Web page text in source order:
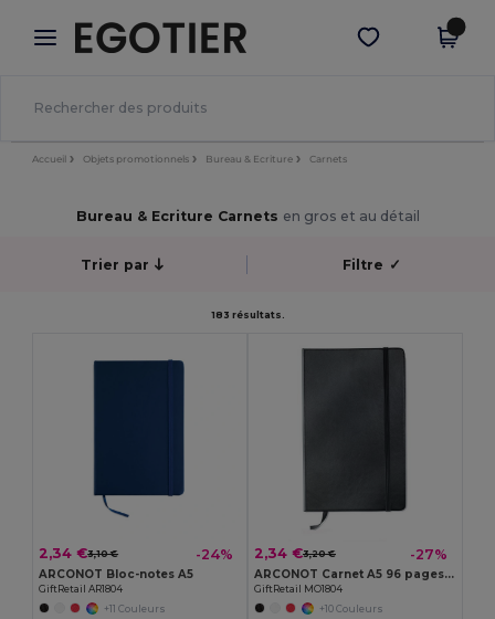
× Appli Egotier
Meilleurs prix sur l’app !
Obtenir l'appli
Accueil Objets promotionnels Bureau & Ecriture Carnets
Bureau & Ecriture Carnets en gros et au détail
Trier par Filtre ✓
183 résultats.
2,34 €3,10 € -24%
ARCONOT Bloc-notes A5
GiftRetail AR1804
+11 Couleurs
2,34 €3,20 € -27%
ARCONOT Carnet A5 96 pages lignées
GiftRetail MO1804
+10 Couleurs